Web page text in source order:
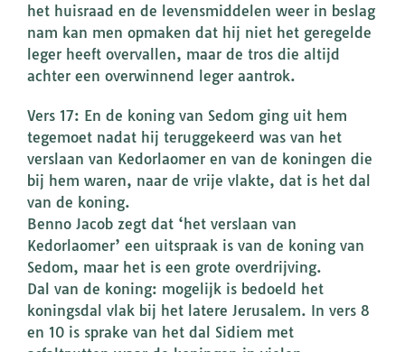
het huisraad en de levensmiddelen weer in beslag
nam kan men opmaken dat hij niet het geregelde
leger heeft overvallen, maar de tros die altijd
achter een overwinnend leger aantrok.
Vers 17: En de koning van Sedom ging uit hem
tegemoet nadat hij teruggekeerd was van het
verslaan van Kedorlaomer en van de koningen die
bij hem waren, naar de vrije vlakte, dat is het dal
van de koning.
Benno Jacob zegt dat ‘het verslaan van
Kedorlaomer’ een uitspraak is van de koning van
Sedom, maar het is een grote overdrijving.
Dal van de koning: mogelijk is bedoeld het
koningsdal vlak bij het latere Jerusalem. In vers 8
en 10 is sprake van het dal Sidiem met